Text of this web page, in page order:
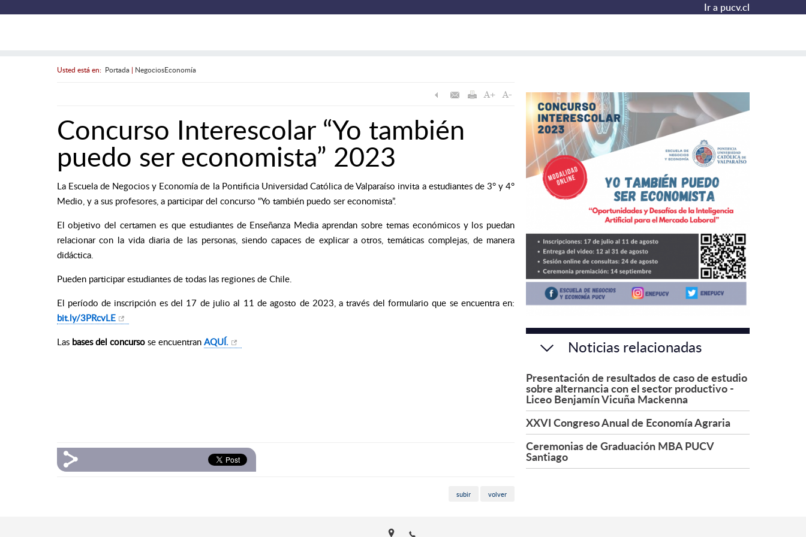
Ir a pucv.cl
Usted está en: Portada| NegociosEconomía
Concurso Interescolar “Yo también
puedo ser economista” 2023
La Escuela de Negocios y Economía de la Pontificia Universidad Católica de Valparaíso invita a estudiantes de 3° y 4°
Medio, y a sus profesores, a participar del concurso “Yo también puedo ser economista”.
El objetivo del certamen es que estudiantes de Enseñanza Media aprendan sobre temas económicos y los puedan
relacionar con la vida diaria de las personas, siendo capaces de explicar a otros, temáticas complejas, de manera
didáctica.
Pueden participar estudiantes de todas las regiones de Chile.
El período de inscripción es del 17 de julio al 11 de agosto de 2023, a través del formulario que se encuentra en:
bit.ly/3PRcvLE
Las bases del concursose encuentran AQUÍ.
subir volver
Noticias relacionadas
Presentación de resultados de caso de estudio
sobre alternancia con el sector productivo -
Liceo Benjamín Vicuña Mackenna
XXVI Congreso Anual de Economía Agraria
Ceremonias de Graduación MBA PUCV
Santiago